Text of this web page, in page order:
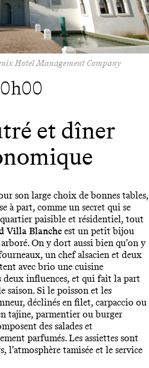
Hotel Management Company
et dîner
son large choix de bonnes tables,
à part, comme un secret qui se
paisible et résidentiel, tout
Villa Blanche est un petit bijou
On y dort aussi bien qu’on y
un chef alsacien et deux
avec brio une cuisine
deux influences, et qui fait la part
Si le poisson et les
déclinés en filet, carpaccio ou
tajine, parmentier ou burger
des salades et
parfumés. Les assiettes sont
l’atmosphère tamisée et le service